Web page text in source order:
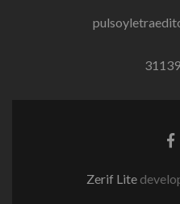
link
Zerif Lite